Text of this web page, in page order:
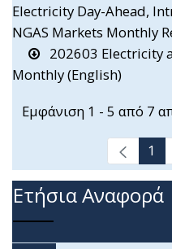
Electricity Day-Ahead,
NGAS Markets Monthly
202603 Electricity
Monthly (English)
Εμφάνιση 1 - 5 από 7
1
Ετήσια Αναφορά